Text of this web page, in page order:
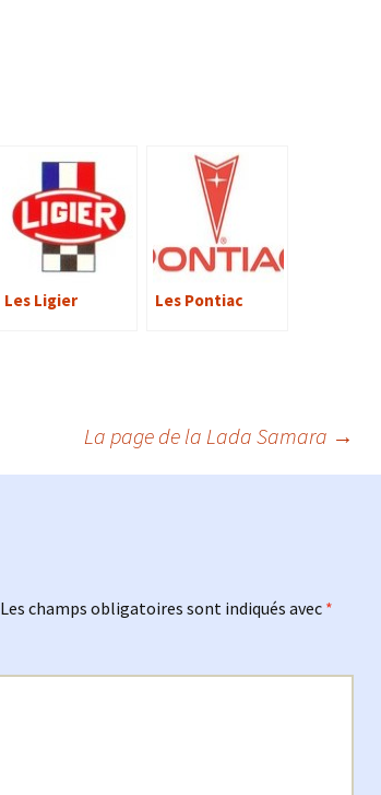
Les Ligier Les Pontiac
La page de la Lada Samara →
Les champs obligatoires sont indiqués avec *